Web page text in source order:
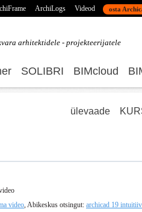
ArchiLogs Videod osta
arhitektidele - projekteerijatele
SOLIBRI BIMcloud
ülevaade
video, Abikeskus otsingut: archicad 19